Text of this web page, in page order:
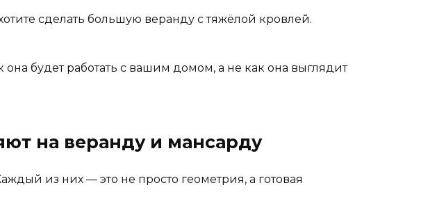
сделать большую веранду с тяжёлой кровлей.
будет работать с вашим домом, а не как она выглядит
на веранду и мансарду
из них — это не просто геометрия, а готовая